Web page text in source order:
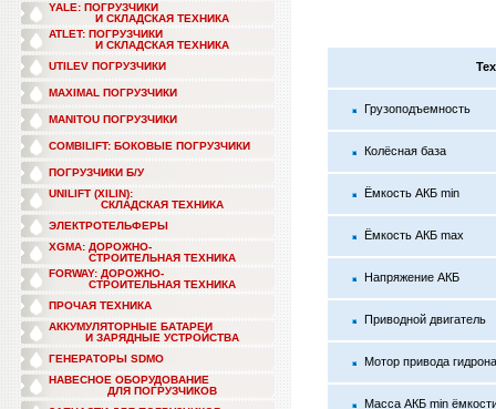
YALE: ПОГРУЗЧИКИ
И СКЛАДСКАЯ ТЕХНИКА
ATLET: ПОГРУЗЧИКИ
И СКЛАДСКАЯ ТЕХНИКА
UTILEV ПОГРУЗЧИКИ
MAXIMAL ПОГРУЗЧИКИ
MANITOU ПОГРУЗЧИКИ
COMBILIFT: БОКОВЫЕ ПОГРУЗЧИКИ
ПОГРУЗЧИКИ Б/У
UNILIFT (XILIN):
СКЛАДСКАЯ ТЕХНИКА
ЭЛЕКТРОТЕЛЬФЕРЫ
XGMA: ДОРОЖНО-
СТРОИТЕЛЬНАЯ ТЕХНИКА
FORWAY: ДОРОЖНО-
СТРОИТЕЛЬНАЯ ТЕХНИКА
ПРОЧАЯ ТЕХНИКА
АККУМУЛЯТОРНЫЕ БАТАРЕИ
И ЗАРЯДНЫЕ УСТРОЙСТВА
ГЕНЕРАТОРЫ SDMO
НАВЕСНОЕ ОБОРУДОВАНИЕ
ДЛЯ ПОГРУЗЧИКОВ
Грузоподъемность
Колёсная база
Ёмкость АКБ min
Ёмкость АКБ max
Напряжение АКБ
Приводной двигатель
Мотор привода
Масса АКБ min